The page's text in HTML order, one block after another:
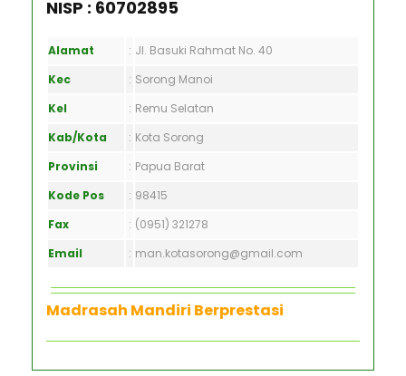
NISP : 60702895
Alamat : Jl. Basuki Rahmat No. 40
Kec
: Sorong Manoi
Kel
: Remu Selatan
Kab/Kota
: Kota Sorong
Provinsi
: Papua Barat
Kode Pos
: 98415
Fax
: (0951) 321278
Email
: man.kotasorong@gmail.com
Madrasah Mandiri Berprestasi